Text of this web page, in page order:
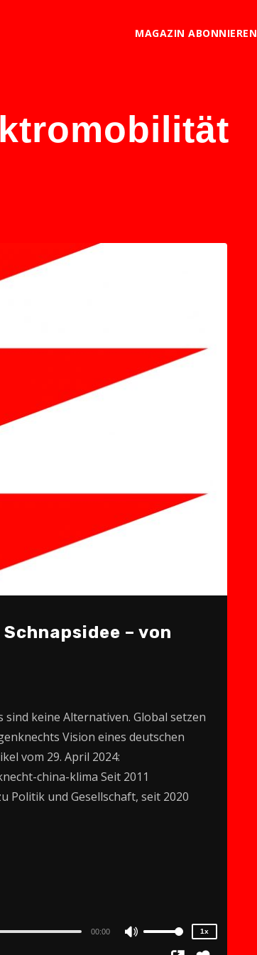
MAGAZIN ABONNIEREN
– von
sind keine Alternativen. Global setzen
Vision eines deutschen
vom 29. April 2024:
china-klima Seit 2011
Politik und Gesellschaft, seit 2020
00:00 1x